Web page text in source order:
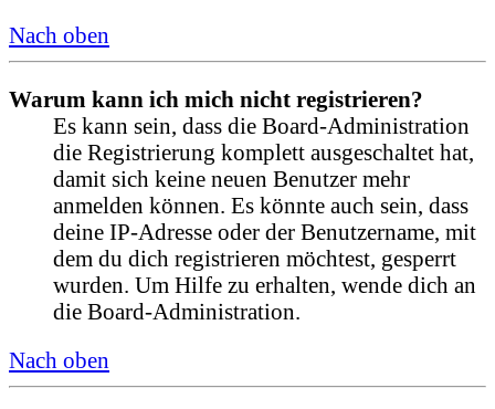
Nach oben
Warum kann ich mich nicht registrieren?
Es kann sein, dass die Board-Administration
die Registrierung komplett ausgeschaltet hat,
damit sich keine neuen Benutzer mehr
anmelden können. Es könnte auch sein, dass
deine IP-Adresse oder der Benutzername, mit
dem du dich registrieren möchtest, gesperrt
wurden. Um Hilfe zu erhalten, wende dich an
die Board-Administration.
Nach oben